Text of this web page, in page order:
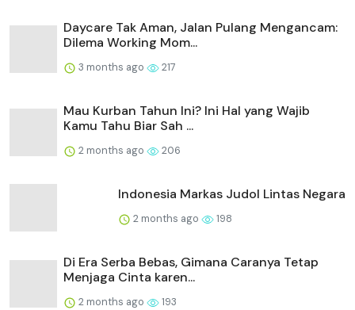
Daycare Tak Aman, Jalan Pulang Mengancam:
Dilema Working Mom...
3 months ago 217
Mau Kurban Tahun Ini? Ini Hal yang Wajib
Kamu Tahu Biar Sah ...
2 months ago 206
Indonesia Markas Judol Lintas Negara
2 months ago 198
Di Era Serba Bebas, Gimana Caranya Tetap
Menjaga Cinta karen...
2 months ago 193